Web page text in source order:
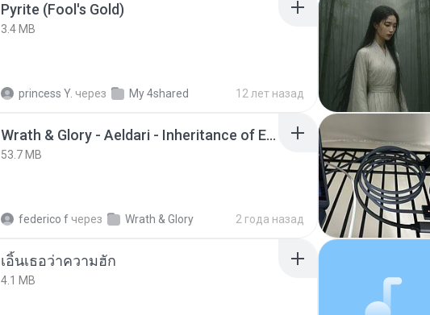
Pyrite (Fool's Gold)
3.4 MB
princess Y. через My 4shared 12 лет назад
Wrath & Glory - Aeldari - Inheritance of Embers.pdf
53.7 MB
federico f через Wrath & Glory 2 года назад
เอิ้นเธอว่าความฮัก
4.1 MB